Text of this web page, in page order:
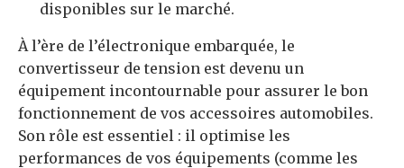
disponibles sur le marché.
À l’ère de l’électronique embarquée, le
convertisseur de tension est devenu un
équipement incontournable pour assurer le bon
fonctionnement de vos accessoires automobiles.
Son rôle est essentiel : il optimise les
performances de vos équipements (comme les